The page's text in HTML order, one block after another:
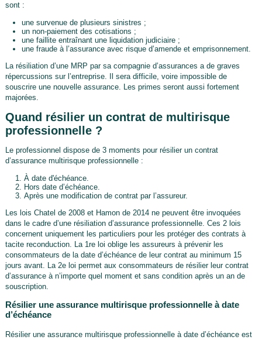
sont :
une survenue de plusieurs sinistres ;
un non-paiement des cotisations ;
une faillite entraînant une liquidation judiciaire ;
une fraude à l’assurance avec risque d’amende et emprisonnement.
La résiliation d’une MRP par sa compagnie d’assurances a de graves
répercussions sur l’entreprise. Il sera difficile, voire impossible de
souscrire une nouvelle assurance. Les primes seront aussi fortement
majorées.
Quand résilier un contrat de multirisque
professionnelle ?
Le professionnel dispose de 3 moments pour résilier un contrat
d’assurance multirisque professionnelle :
À date d'échéance.
Hors date d’échéance.
Après une modification de contrat par l’assureur.
Les lois Chatel de 2008 et Hamon de 2014 ne peuvent être invoquées
dans le cadre d’une résiliation d’assurance professionnelle. Ces 2 lois
concernent uniquement les particuliers pour les protéger des contrats à
tacite reconduction. La 1re loi oblige les assureurs à prévenir les
consommateurs de la date d’échéance de leur contrat au minimum 15
jours avant. La 2e loi permet aux consommateurs de résilier leur contrat
d’assurance à n’importe quel moment et sans condition après un an de
souscription.
Résilier une assurance multirisque professionnelle à date
d’échéance
Résilier une assurance multirisque professionnelle à date d’échéance est